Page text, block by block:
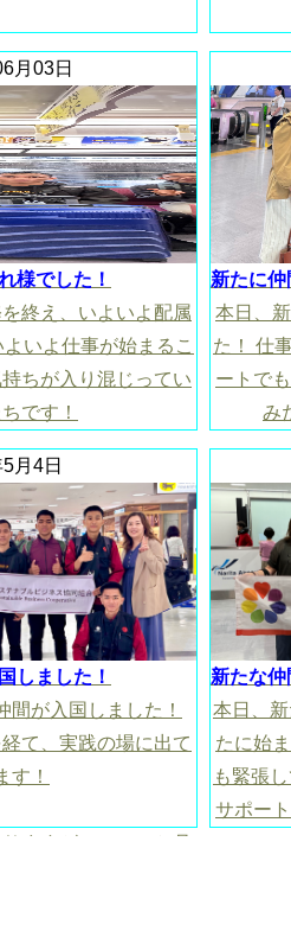
月03日
様でした！
終え、いよいよ配属
いよ仕事が始まるこ
ちが入り混じってい
です！
新たに仲
本日、
た！ 仕
ートで
み
月4日
しました！
間が入国しました！
て、実践の場に出て
す！
ますが、この１か月
新たな仲
本日、
たに始
も緊張
サポー